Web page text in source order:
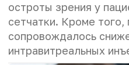
остроты зрения у
сетчатки. Кроме
сопровождалось
интравитреальных